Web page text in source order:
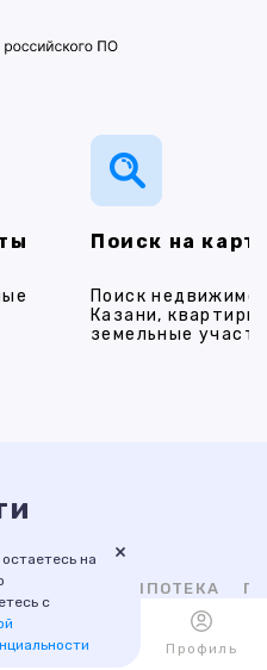
Поиск на
Поиск
Казани,
земельные
ИПОТЕКА
НОВОСТРОЙКИ
на
с
×
Избранное Профиль